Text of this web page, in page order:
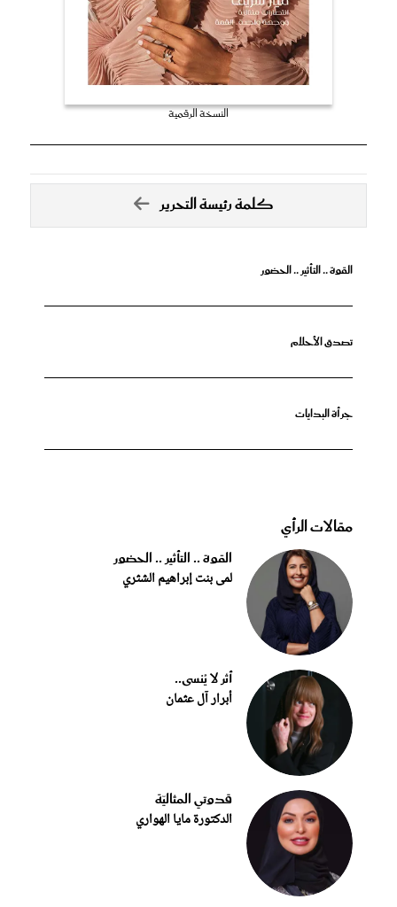
النسخة الرقمية
كلمة رئيسة التحرير
القوة .. التأثير .. الحضور
تصدق الأحلام
جرأة البدايات
مقالات الرأي
القوة .. التأثير .. الحضور
لمى بنت إبراهيم الشثري
أثر لا يُنسى..
أبرار آل عثمان
قدوتي المثاليّة
الدكتورة مايا الهواري